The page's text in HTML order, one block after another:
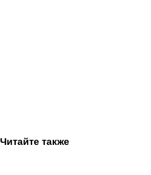
Читайте также